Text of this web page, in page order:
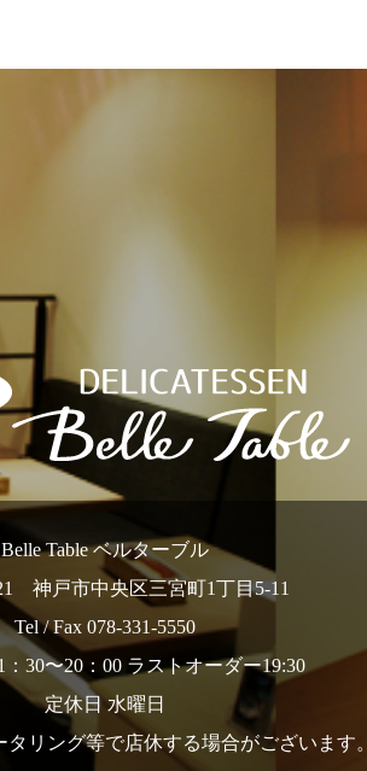
Belle Table ベルターブル
神戸市中央区三宮町1丁目5-11
Tel / Fax 078-331-5550
30〜20：00 ラストオーダー19:30
定休日 水曜日
リング等で店休する場合がございます。